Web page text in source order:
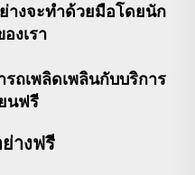
งจะทำด้วยมือโดยนัก
งเรา
ถเพลิดเพลินกับบริการ
นฟรี
างฟรี